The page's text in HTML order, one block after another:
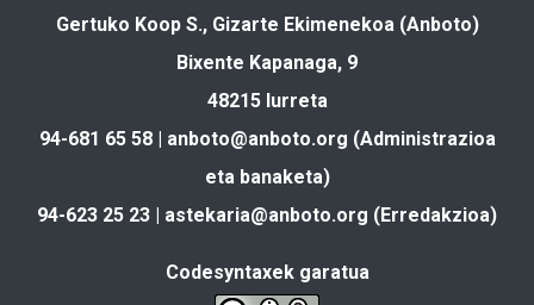
Gertuko Koop S., Gizarte Ekimenekoa (Anboto)
Bixente Kapanaga, 9
48215 Iurreta
94-681 65 58 | anboto@anboto.org (Administrazioa
eta banaketa)
94-623 25 23 | astekaria@anboto.org (Erredakzioa)
Codesyntaxek garatua